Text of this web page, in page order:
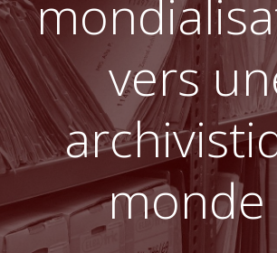
vers
monde